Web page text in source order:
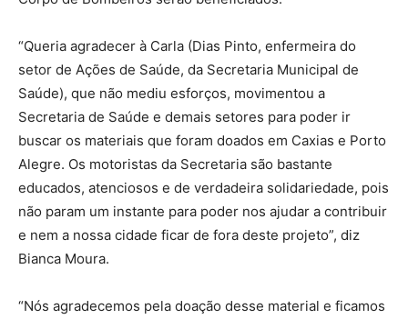
“Queria agradecer à Carla (Dias Pinto, enfermeira do
setor de Ações de Saúde, da Secretaria Municipal de
Saúde), que não mediu esforços, movimentou a
Secretaria de Saúde e demais setores para poder ir
buscar os materiais que foram doados em Caxias e Porto
Alegre. Os motoristas da Secretaria são bastante
educados, atenciosos e de verdadeira solidariedade, pois
não param um instante para poder nos ajudar a contribuir
e nem a nossa cidade ficar de fora deste projeto”, diz
Bianca Moura.
“Nós agradecemos pela doação desse material e ficamos